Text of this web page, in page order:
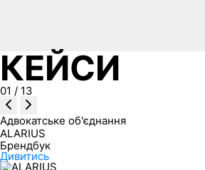
КЕЙСИ
01 / 13
Адвокатське об'єднання
ALARIUS
Брендбук
Дивитись